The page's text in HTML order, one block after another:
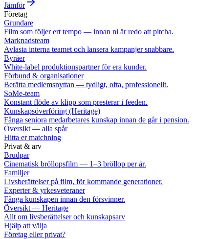
Jämför
Företag
Grundare
Film som följer ert tempo — innan ni är redo att pitcha.
Marknadsteam
Avlasta interna teamet och lansera kampanjer snabbare.
Byråer
White-label produktionspartner för era kunder.
Förbund & organisationer
Berätta medlemsnyttan — tydligt, ofta, professionellt.
SoMe-team
Konstant flöde av klipp som presterar i feeden.
Kunskapsöverföring (Heritage)
Fånga seniora medarbetares kunskap innan de går i pension.
Översikt — alla spår
Hitta er matchning
Privat & arv
Brudpar
Cinematisk bröllopsfilm — 1–3 bröllop per år.
Familjer
Livsberättelser på film, för kommande generationer.
Experter & yrkesveteraner
Fånga kunskapen innan den försvinner.
Översikt — Heritage
Allt om livsberättelser och kunskapsarv
Hjälp att välja
Företag eller privat?